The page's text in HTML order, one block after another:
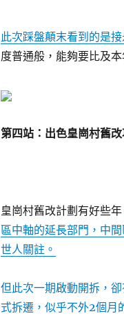
此次踩盤顛末看到的是接
度普通般，能夠要比及
第四站：出色皇崗村舊改
皇崗村舊改計劃有好些年
區中軸的延長部門，中
世人關註。
但此次一期啟動開拆，
式拆遷，似乎不外2個月